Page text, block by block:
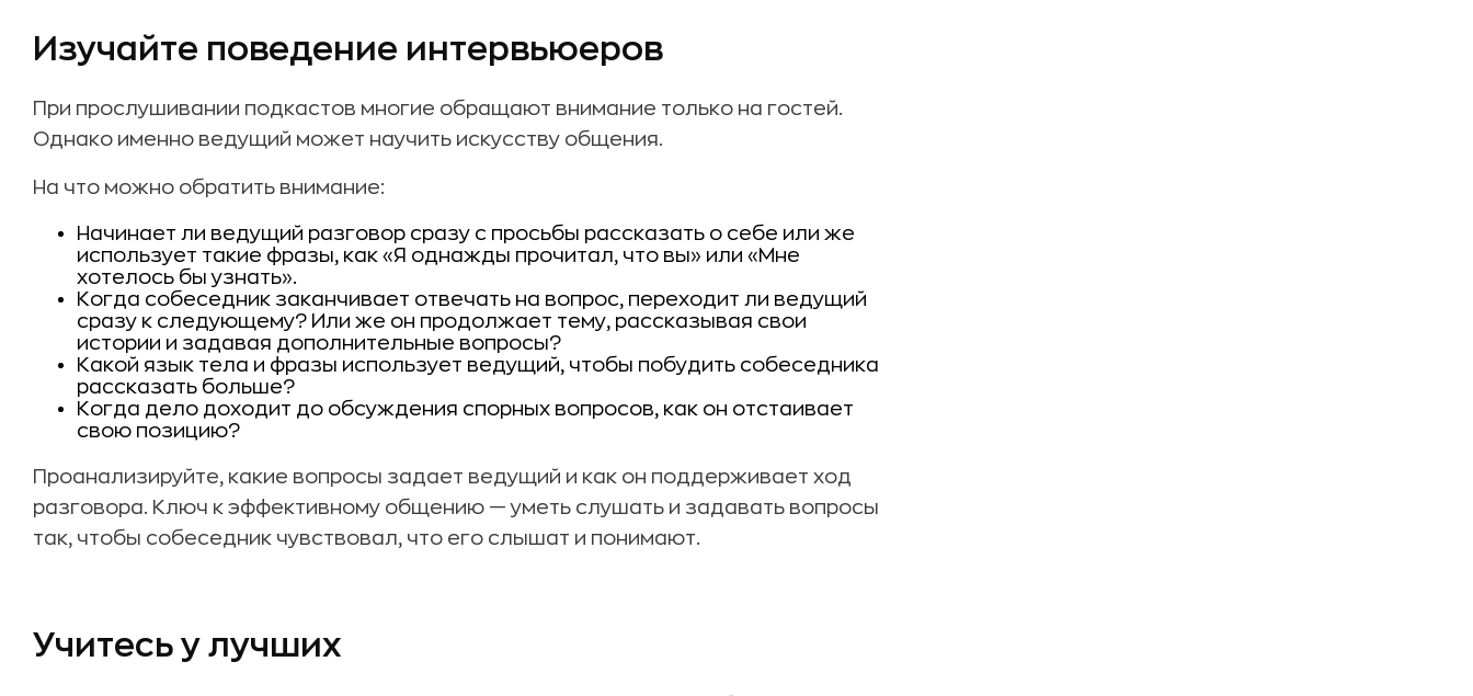
Изучайте поведение интервьюеров
При прослушивании подкастов многие обращают внимание только на гостей.
Однако именно ведущий может научить искусству общения.
На что можно обратить внимание:
Начинает ли ведущий разговор сразу с просьбы рассказать о себе или же
использует такие фразы, как «Я однажды прочитал, что вы» или «Мне
хотелось бы узнать».
Когда собеседник заканчивает отвечать на вопрос, переходит ли ведущий
сразу к следующему? Или же он продолжает тему, рассказывая свои
истории и задавая дополнительные вопросы?
Какой язык тела и фразы использует ведущий, чтобы побудить собеседника
рассказать больше?
Когда дело доходит до обсуждения спорных вопросов, как он отстаивает
свою позицию?
Проанализируйте, какие вопросы задает ведущий и как он поддерживает ход
разговора. Ключ к эффективному общению — уметь слушать и задавать вопросы
так, чтобы собеседник чувствовал, что его слышат и понимают.
Учитесь у лучших